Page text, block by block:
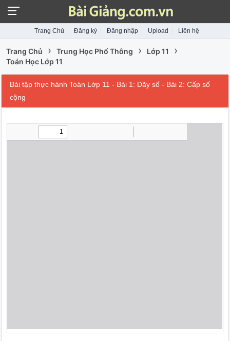
Trang Chủ Đăng ký Đăng nhập Upload Liên hệ
Trang Chủ › Trung Học Phổ Thông › Lớp 11 ›
Toán Học Lớp 11
Bài tập thực hành Toán Lớp 11 - Bài 1: Dãy số - Bài 2: Cấp số
cộng